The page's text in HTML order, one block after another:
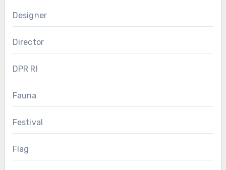
Designer
Director
DPR RI
Fauna
Festival
Flag